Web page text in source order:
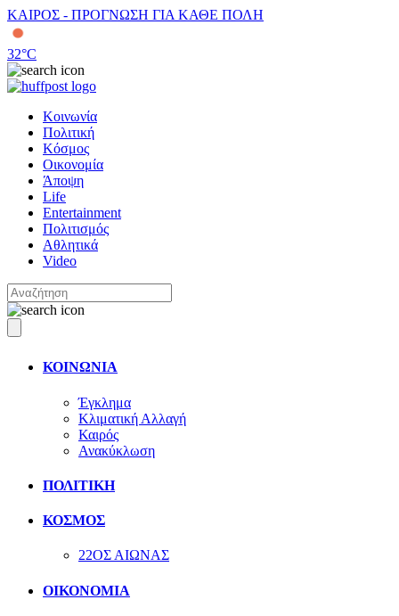
ΚΑΙΡΟΣ - ΠΡΟΓΝΩΣΗ ΓΙΑ ΚΑΘΕ ΠΟΛΗ
32°C
Κοινωνία
Πολιτική
Κόσμος
Οικονομία
Άποψη
Life
Entertainment
Πολιτισμός
Αθλητικά
Video
ΚΟΙΝΩΝΙΑ
Έγκλημα
Κλιματική Αλλαγή
Καιρός
Ανακύκλωση
ΠΟΛΙΤΙΚΗ
ΚΟΣΜΟΣ
22ΟΣ ΑΙΩΝΑΣ
ΟΙΚΟΝΟΜΙΑ